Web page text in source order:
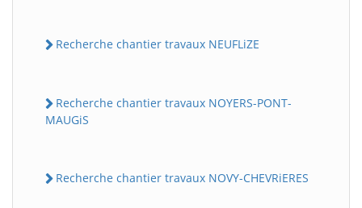
Recherche chantier travaux NEUFLiZE
Recherche chantier travaux NOYERS-PONT-
MAUGiS
Recherche chantier travaux NOVY-CHEVRiERES